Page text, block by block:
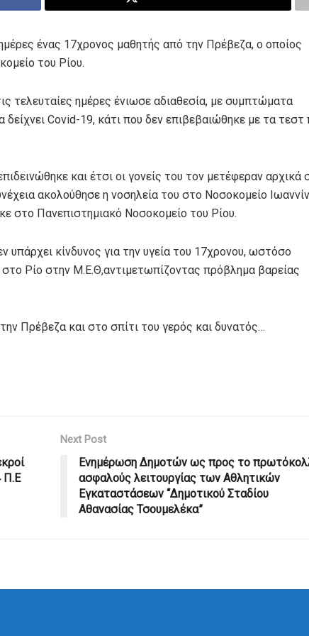
ένας 17χρονος μαθητής από την Πρέβεζα, ο οποίος
του Ρίου.
τελευταίες ημέρες ένιωσε αδιαθεσία, με συμπτώματα
δείχνει Covid-19, κάτι που δεν επιβεβαιώθηκε με τα τεστ
και έτσι οι γονείς του τον μετέφεραν αρχικά
ακολούθησε η νοσηλεία του στο Νοσοκομείο
στο Πανεπιστημιακό Νοσοκομείο του Ρίου.
υπάρχει κίνδυνος για την υγεία του 17χρονου, ωστόσο
Ρίο στην Μ.Ε.Θ,αντιμετωπίζοντας πρόβλημα βαρείας
Πρέβεζα και στο σπίτι του γερός και δυνατός…
Π.Ε
Next Post
Ενημέρωση Δημοτών ως προς το
ασφαλούς λειτουργίας των Αθλητικών
Εγκαταστάσεων “Δημοτικού Σταδίου
Αθανασίας Τσουμελέκα”